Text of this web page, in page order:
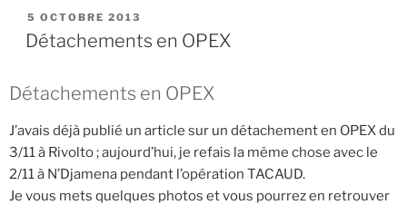
5 OCTOBRE 2013
Détachements en OPEX
Détachements en OPEX
J’avais déjà publié un article sur un détachement en OPEX du
3/11 à Rivolto ; aujourd’hui, je refais la même chose avec le
2/11 à N’Djamena pendant l’opération TACAUD.
Je vous mets quelques photos et vous pourrez en retrouver